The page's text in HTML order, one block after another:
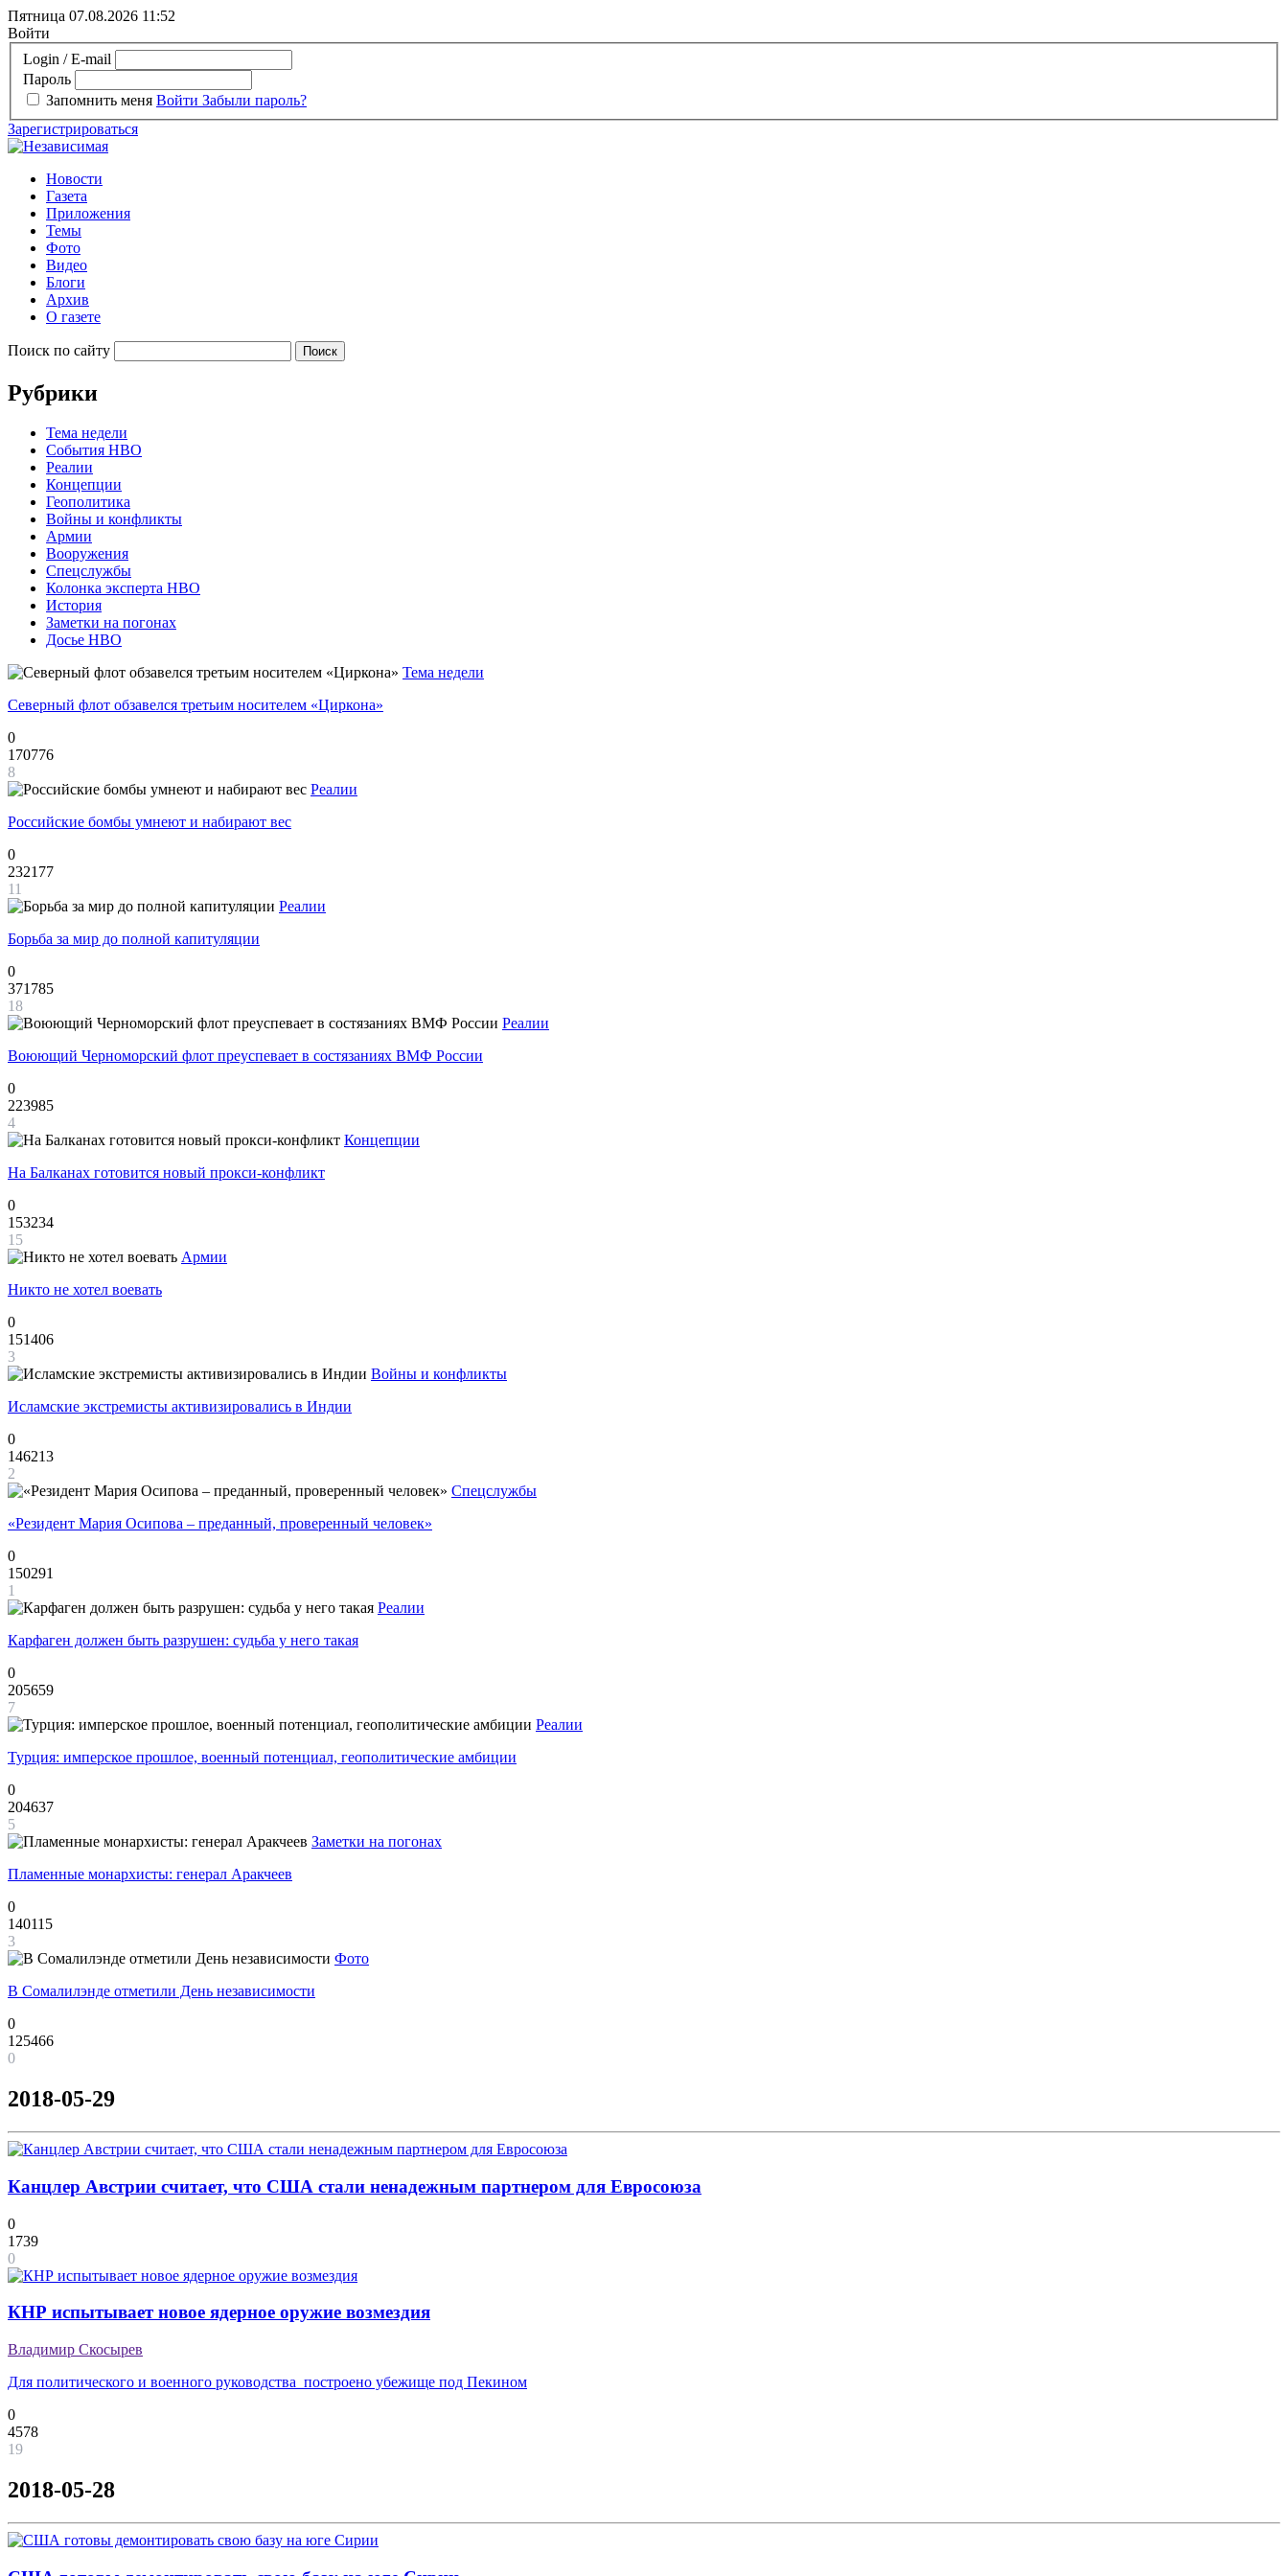
Пятница 07.08.2026 11:52
Войти
Login / E-mail
Пароль
Запомнить меня Войти Забыли пароль?
Зарегистрироваться
Новости
Газета
Приложения
Темы
Фото
Видео
Блоги
Архив
О газете
Поиск по сайту
Рубрики
Тема недели
События НВО
Реалии
Концепции
Геополитика
Войны и конфликты
Армии
Вооружения
Спецслужбы
Колонка эксперта НВО
История
Заметки на погонах
Досье НВО
Тема недели
Северный флот обзавелся третьим носителем «Циркона»
0
170776
8
Реалии
Российские бомбы умнеют и набирают вес
0
232177
11
Реалии
Борьба за мир до полной капитуляции
0
371785
18
Реалии
Воюющий Черноморский флот преуспевает в состязаниях ВМФ России
0
223985
4
Концепции
На Балканах готовится новый прокси-конфликт
0
153234
15
Армии
Никто не хотел воевать
0
151406
3
Войны и конфликты
Исламские экстремисты активизировались в Индии
0
146213
2
Спецслужбы
«Резидент Мария Осипова – преданный, проверенный человек»
0
150291
1
Реалии
Карфаген должен быть разрушен: судьба у него такая
0
205659
7
Реалии
Турция: имперское прошлое, военный потенциал, геополитические амбиции
0
204637
5
Заметки на погонах
Пламенные монархисты: генерал Аракчеев
0
140115
3
Фото
В Сомалилэнде отметили День независимости
0
125466
0
2018-05-29
Канцлер Австрии считает, что США стали ненадежным партнером для Евросоюза
0
1739
0
КНР испытывает новое ядерное оружие возмездия
Владимир Скосырев
Для политического и военного руководства построено убежище под Пекином
0
4578
19
2018-05-28